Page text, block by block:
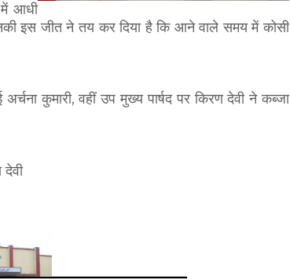
में आधी
इस जीत ने तय कर दिया है कि आने वाले समय में कोसी
अर्चना कुमारी, वहीं उप मुख्य पार्षद पर किरण देवी ने कब्जा